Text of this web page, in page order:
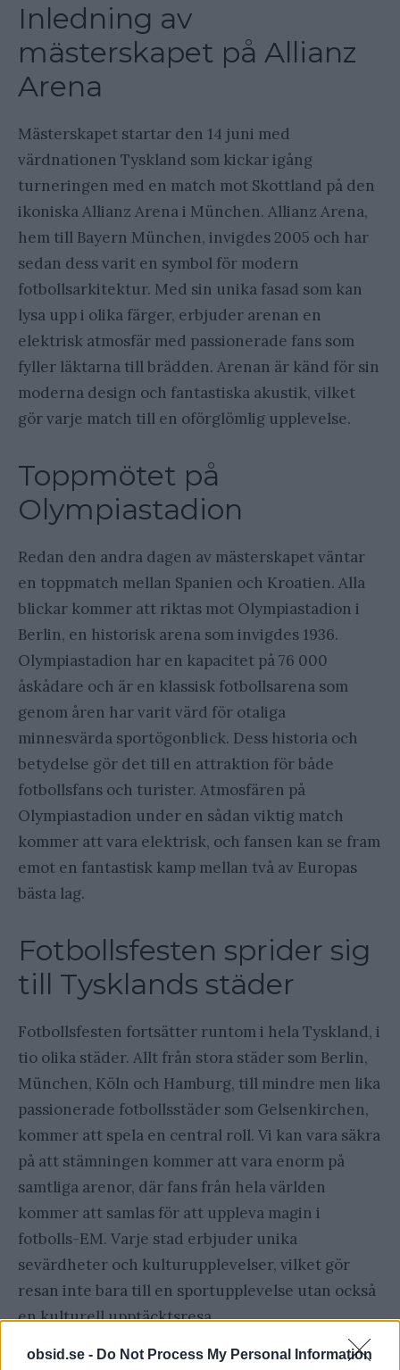
obsid.se - Do Not Process My Personal Information
Inledning av
mästerskapet på Allianz
Arena
Mästerskapet startar den 14 juni med
värdnationen Tyskland som kickar igång
turneringen med en match mot Skottland på den
ikoniska Allianz Arena i München. Allianz Arena,
hem till Bayern München, invigdes 2005 och har
sedan dess varit en symbol för modern
fotbollsarkitektur. Med sin unika fasad som kan
lysa upp i olika färger, erbjuder arenan en
elektrisk atmosfär med passionerade fans som
fyller läktarna till brädden. Arenan är känd för sin
moderna design och fantastiska akustik, vilket
gör varje match till en oförglömlig upplevelse.
Toppmötet på
Olympiastadion
Redan den andra dagen av mästerskapet väntar
en toppmatch mellan Spanien och Kroatien. Alla
blickar kommer att riktas mot Olympiastadion i
Berlin, en historisk arena som invigdes 1936.
Olympiastadion har en kapacitet på 76 000
åskådare och är en klassisk fotbollsarena som
genom åren har varit värd för otaliga
minnesvärda sportögonblick. Dess historia och
betydelse gör det till en attraktion för både
fotbollsfans och turister. Atmosfären på
Olympiastadion under en sådan viktig match
kommer att vara elektrisk, och fansen kan se fram
emot en fantastisk kamp mellan två av Europas
bästa lag.
Fotbollsfesten sprider sig
till Tysklands städer
Fotbollsfesten fortsätter runtom i hela Tyskland, i
tio olika städer. Allt från stora städer som Berlin,
München, Köln och Hamburg, till mindre men lika
passionerade fotbollsstäder som Gelsenkirchen,
kommer att spela en central roll. Vi kan vara säkra
på att stämningen kommer att vara enorm på
samtliga arenor, där fans från hela världen
kommer att samlas för att uppleva magin i
fotbolls-EM. Varje stad erbjuder unika
sevärdheter och kulturupplevelser, vilket gör
resan inte bara till en sportupplevelse utan också
en kulturell upptäcktsresa.